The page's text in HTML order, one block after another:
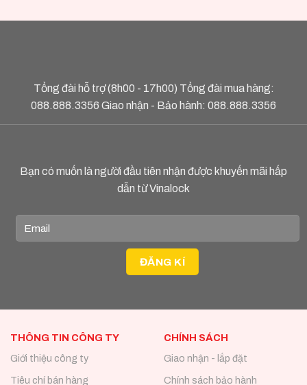
Tổng đài hỗ trợ (8h00 - 17h00) Tổng đài mua hàng:
088.888.3356 Giao nhận - Bảo hành: 088.888.3356
Bạn có muốn là người đầu tiên nhận được khuyến mãi hấp
dẫn từ Vinalock
THÔNG TIN CÔNG TY
Giới thiệu công ty
Tiêu chí bán hàng
CHÍNH SÁCH
Giao nhận - lắp đặt
Chính sách bảo hành